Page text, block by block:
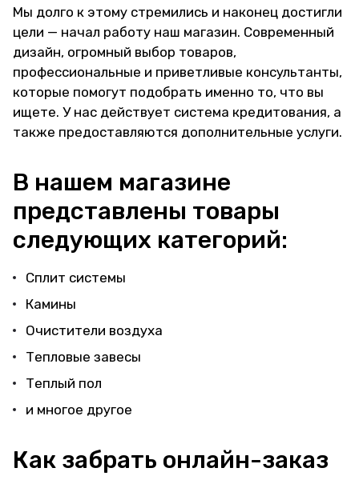
Мы долго к этому стремились и наконец достигли
цели — начал работу наш магазин. Современный
дизайн, огромный выбор товаров,
профессиональные и приветливые консультанты,
которые помогут подобрать именно то, что вы
ищете. У нас действует система кредитования, а
также предоставляются дополнительные услуги.
В нашем магазине
представлены товары
следующих категорий:
Сплит системы
Камины
Очистители воздуха
Тепловые завесы
Теплый пол
и многое другое
Как забрать онлайн-заказ